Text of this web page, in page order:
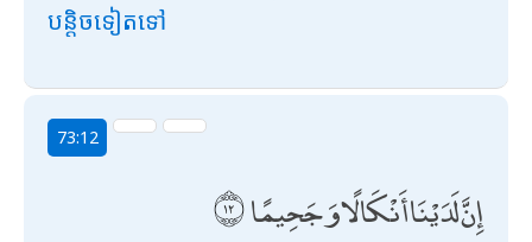
បន្តិចទៀតទៅ
73:12
إِنَّ لَدَيْنَا أَنْكَالًا وَجَحِيمًا